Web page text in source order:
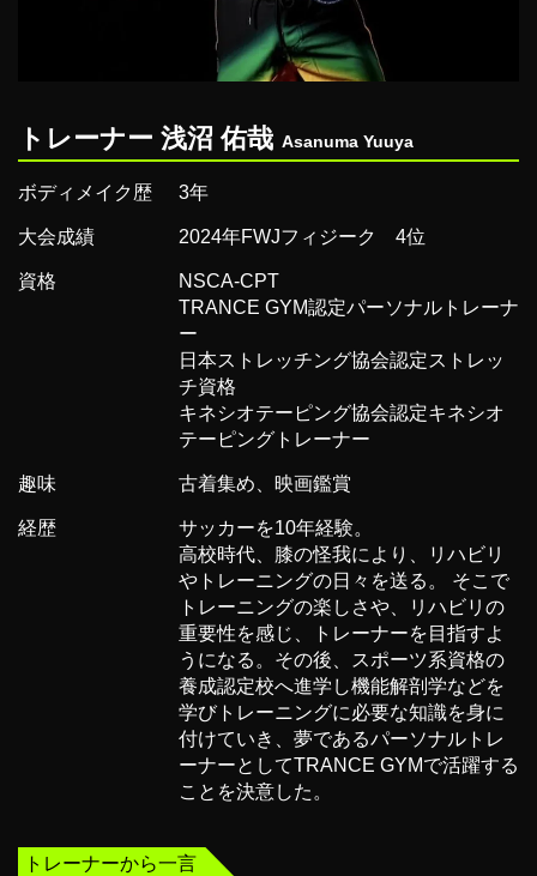
トレーナー 浅沼 佑哉 Asanuma Yuuya
ボディメイク歴 3年
大会成績 2024年FWJフィジーク 4位
資格
NSCA-CPT
TRANCE GYM認定パーソナルトレーナ
ー
⽇本ストレッチング協会認定ストレッ
チ資格
キネシオテーピング協会認定キネシオ
テーピングトレーナー
趣味 古着集め、映画鑑賞
経歴
サッカーを10年経験。
⾼校時代、膝の怪我により、リハビリ
やトレーニングの⽇々を送る。 そこで
トレーニングの楽しさや、リハビリの
重要性を感じ、トレーナーを⽬指すよ
うになる。その後、スポーツ系資格の
養成認定校へ進学し機能解剖学などを
学びトレーニングに必要な知識を⾝に
付けていき、夢であるパーソナルトレ
ーナーとしてTRANCE GYMで活躍する
ことを決意した。
トレーナーから一言